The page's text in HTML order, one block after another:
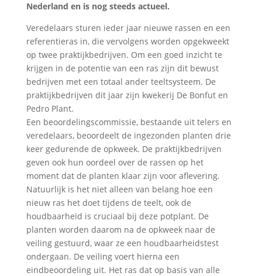
Nederland en is nog steeds actueel.
Veredelaars sturen ieder jaar nieuwe rassen en een
referentieras in, die vervolgens worden opgekweekt
op twee praktijkbedrijven. Om een goed inzicht te
krijgen in de potentie van een ras zijn dit bewust
bedrijven met een totaal ander teeltsysteem. De
praktijkbedrijven dit jaar zijn kwekerij De Bonfut en
Pedro Plant.
Een beoordelingscommissie, bestaande uit telers en
veredelaars, beoordeelt de ingezonden planten drie
keer gedurende de opkweek. De praktijkbedrijven
geven ook hun oordeel over de rassen op het
moment dat de planten klaar zijn voor aflevering.
Natuurlijk is het niet alleen van belang hoe een
nieuw ras het doet tijdens de teelt, ook de
houdbaarheid is cruciaal bij deze potplant. De
planten worden daarom na de opkweek naar de
veiling gestuurd, waar ze een houdbaarheidstest
ondergaan. De veiling voert hierna een
eindbeoordeling uit. Het ras dat op basis van alle